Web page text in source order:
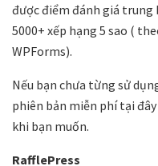
được điểm đánh giá trung
5000+ xếp hạng 5 sao (
WPForms).
Nếu bạn chưa từng sử
phiên bản miễn phí tại
khi bạn muốn.
RafflePress